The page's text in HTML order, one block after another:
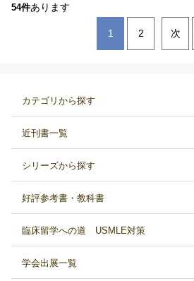
54件あります
1 2 次
カテゴリから探す
近刊書一覧
シリーズから探す
好評参考書・教科書
臨床留学への道 USMLE対策
学会出展一覧